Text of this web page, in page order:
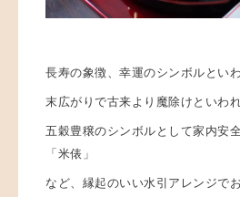
長寿の象徴、幸運のシンボルとい
末広がりで古来より魔除けといわ
五穀豊穣のシンボルとして家内安
「米俵」
など、縁起のいい水引アレンジで